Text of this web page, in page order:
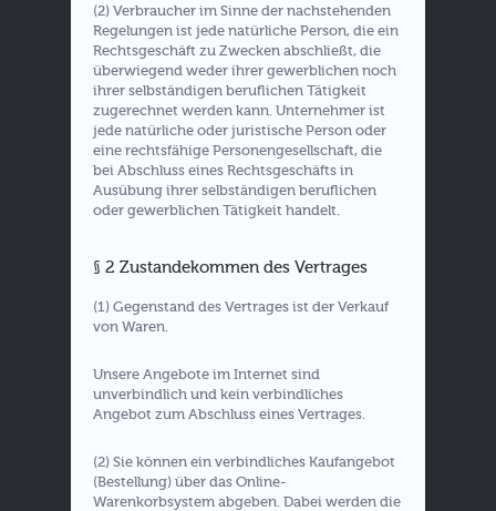
(2) Verbraucher im Sinne der nachstehenden
Regelungen ist jede natürliche Person, die ein
Rechtsgeschäft zu Zwecken abschließt, die
überwiegend weder ihrer gewerblichen noch
ihrer selbständigen beruflichen Tätigkeit
zugerechnet werden kann. Unternehmer ist
jede natürliche oder juristische Person oder
eine rechtsfähige Personengesellschaft, die
bei Abschluss eines Rechtsgeschäfts in
Ausübung ihrer selbständigen beruflichen
oder gewerblichen Tätigkeit handelt.
§ 2 Zustandekommen des Vertrages
(1) Gegenstand des Vertrages ist der Verkauf
von Waren.
Unsere Angebote im Internet sind
unverbindlich und kein verbindliches
Angebot zum Abschluss eines Vertrages.
(2) Sie können ein verbindliches Kaufangebot
(Bestellung) über das Online-
Warenkorbsystem abgeben. Dabei werden die